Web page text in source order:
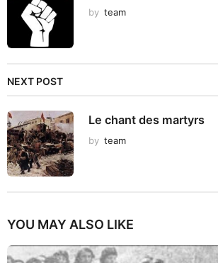
by team
NEXT POST
Le chant des martyrs
by team
YOU MAY ALSO LIKE